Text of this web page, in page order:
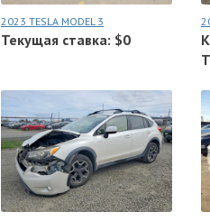
2023 TESLA MODEL 3
Текущая ставка: $0